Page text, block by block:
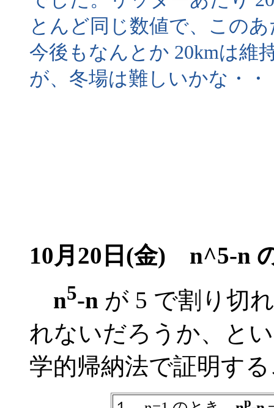
とんど同じ数値で、この
今後もなんとか 20kmは維
が、冬場は難しいかな・・
10月20日(金) n^5-n
n5-n が 5 で割り切
れないだろうか、と
学的帰納法で証明す
p